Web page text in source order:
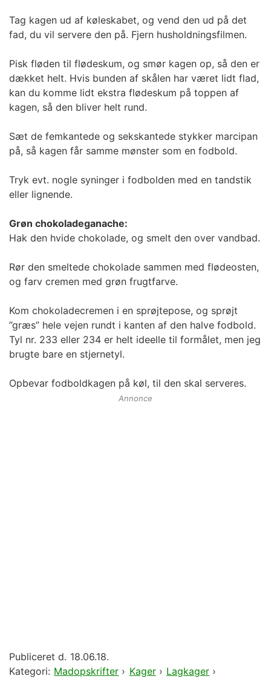
Tag kagen ud af køleskabet, og vend den ud på det
fad, du vil servere den på. Fjern husholdningsfilmen.
Pisk fløden til flødeskum, og smør kagen op, så den er
dækket helt. Hvis bunden af skålen har været lidt flad,
kan du komme lidt ekstra flødeskum på toppen af
kagen, så den bliver helt rund.
Sæt de femkantede og sekskantede stykker marcipan
på, så kagen får samme mønster som en fodbold.
Tryk evt. nogle syninger i fodbolden med en tandstik
eller lignende.
Grøn chokoladeganache:
Hak den hvide chokolade, og smelt den over vandbad.
Rør den smeltede chokolade sammen med flødeosten,
og farv cremen med grøn frugtfarve.
Kom chokoladecremen i en sprøjtepose, og sprøjt
”græs” hele vejen rundt i kanten af den halve fodbold.
Tyl nr. 233 eller 234 er helt ideelle til formålet, men jeg
brugte bare en stjernetyl.
Opbevar fodboldkagen på køl, til den skal serveres.
Annonce
Publiceret d. 18.06.18.
Kategori: Madopskrifter › Kager› Lagkager ›